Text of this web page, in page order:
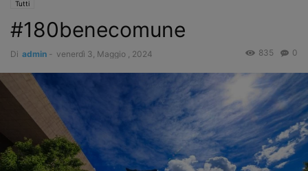
Tutti
#180benecomune
Di admin - venerdì 3, Maggio , 2024 0
835